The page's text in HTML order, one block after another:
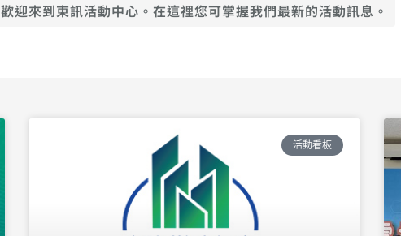
歡迎來到東訊活動中心。在這裡您可掌握我們最新的活動訊息。
活動看板